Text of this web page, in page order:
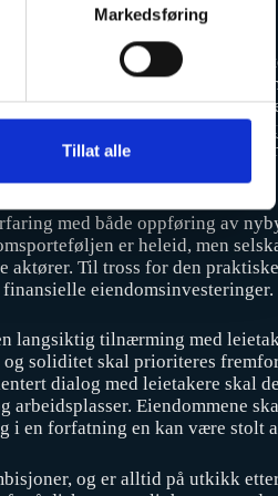
Markedsføring
Tillat alle
som investerer, eier,
utleie innenfor
drifter og forvalter
ressurser. Dette medfører korte
av de sentrale
med både oppføring av
er heleid, men
aktører. Til tross for den
eiendomsinvesteringer.
langsiktig tilnærming med
soliditet skal prioriteres
dialog med leietakere skal
arbeidsplasser. Eiendommene
i en forfatning en kan være stolt
og er alltid på utkikk